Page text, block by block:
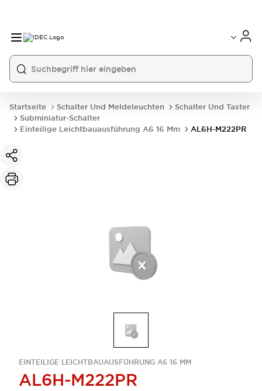
Startseite Schalter Und Meldeleuchten
Schalter Und Taster
Subminiatur-Schalter
Einteilige Leichtbauausführung A6 16 Mm
AL6H-M222PR
EINTEILIGE LEICHTBAUAUSFÜHRUNG A6 16 MM
AL6H-M222PR